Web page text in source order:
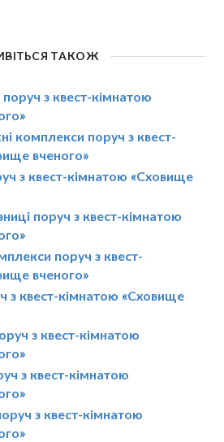
ТАКОЖ
з квест-кімнатою
комплекси поруч з квест-
вченого»
з квест-кімнатою «Сховище
поруч з квест-кімнатою
поруч з квест-
вченого»
з квест-кімнатою «Сховище
з квест-кімнатою
з квест-кімнатою
з квест-кімнатою